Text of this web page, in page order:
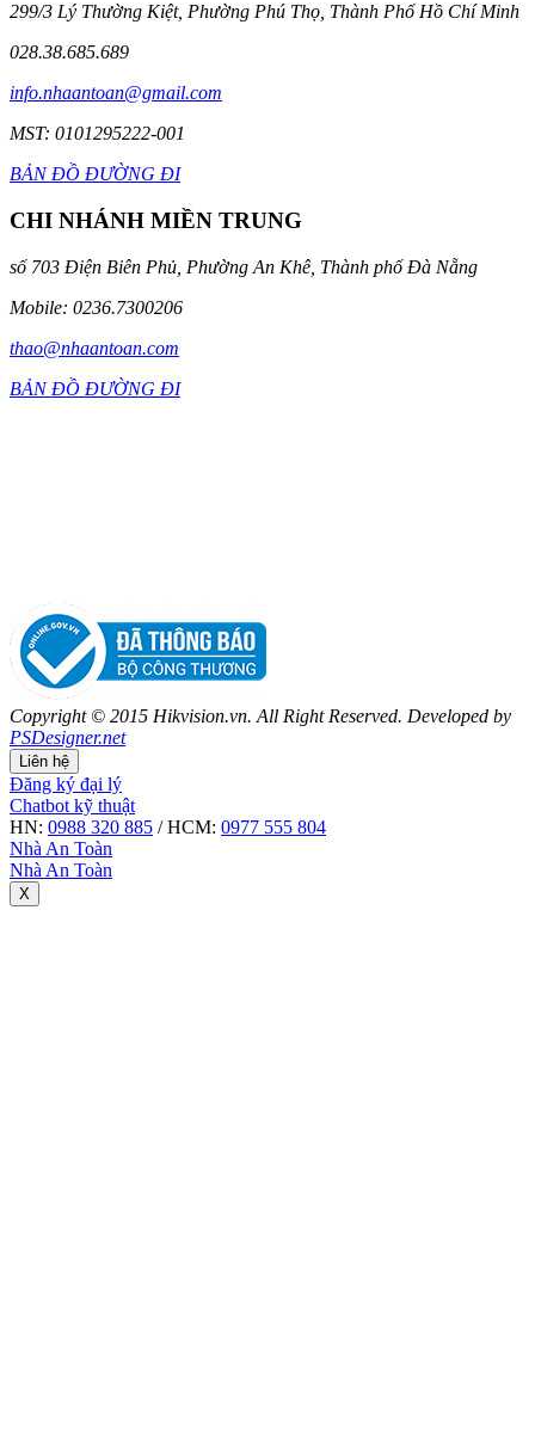
299/3 Lý Thường Kiệt, Phường Phú Thọ, Thành Phố Hồ Chí Minh
028.38.685.689
info.nhaantoan@gmail.com
MST: 0101295222-001
BẢN ĐỒ ĐƯỜNG ĐI
CHI NHÁNH MIỀN TRUNG
số 703 Điện Biên Phủ, Phường An Khê, Thành phố Đà Nẵng
Mobile: 0236.7300206
thao@nhaantoan.com
BẢN ĐỒ ĐƯỜNG ĐI
Copyright © 2015 Hikvision.vn. All Right Reserved. Developed by
PSDesigner.net
Liên hệ
Đăng ký đại lý
Chatbot kỹ thuật
HN: 0988 320 885 / HCM: 0977 555 804
Nhà An Toàn
Nhà An Toàn
X